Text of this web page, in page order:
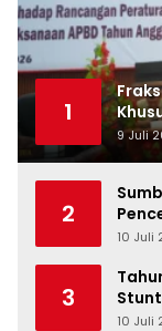
1
9 Juli
2
10 Juli
3
10 Juli